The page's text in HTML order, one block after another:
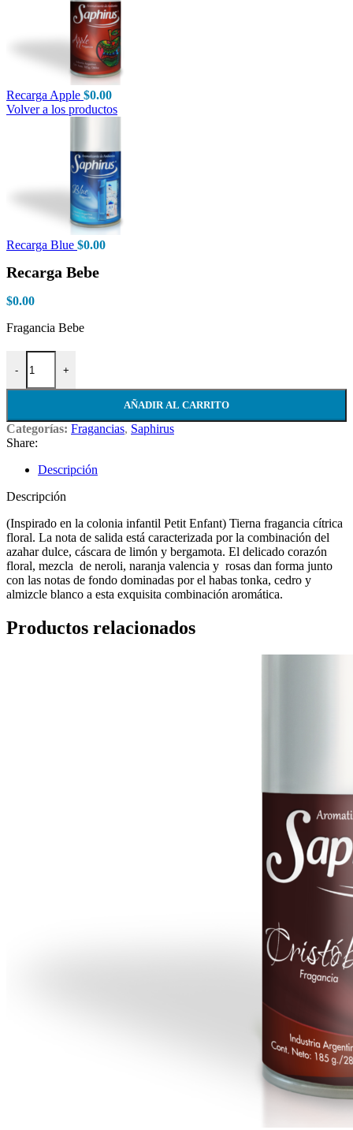
Recarga Apple $0.00
Volver a los productos
Recarga Blue $0.00
Recarga Bebe
$0.00
Fragancia Bebe
-
Recarga Bebe cantidad
+
AÑADIR AL CARRITO
Categorías: Fragancias, Saphirus
Share:
Descripción
Descripción
(Inspirado en la colonia infantil Petit Enfant) Tierna fragancia cítrica
floral. La nota de salida está caracterizada por la combinación del
azahar dulce, cáscara de limón y bergamota. El delicado corazón
floral, mezcla de neroli, naranja valencia y rosas dan forma junto
con las notas de fondo dominadas por el habas tonka, cedro y
almizcle blanco a esta exquisita combinación aromática.
Productos relacionados